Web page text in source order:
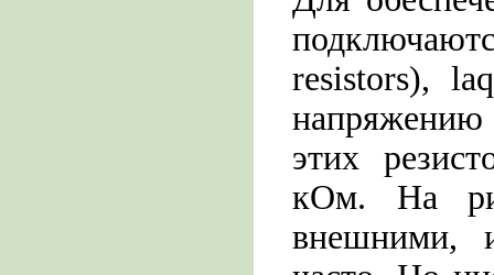
resistors),
этих
кОм. На
внешними,